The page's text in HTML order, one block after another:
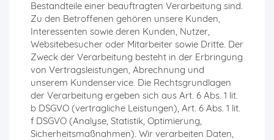
Bestandteile einer beauftragten Verarbeitung sind.
Zu den Betroffenen gehören unsere Kunden,
Interessenten sowie deren Kunden, Nutzer,
Websitebesucher oder Mitarbeiter sowie Dritte. Der
Zweck der Verarbeitung besteht in der Erbringung
von Vertragsleistungen, Abrechnung und
unserem Kundenservice. Die Rechtsgrundlagen
der Verarbeitung ergeben sich aus Art. 6 Abs. 1 lit.
b DSGVO (vertragliche Leistungen), Art. 6 Abs. 1 lit.
f DSGVO (Analyse, Statistik, Optimierung,
Sicherheitsmaßnahmen). Wir verarbeiten Daten,